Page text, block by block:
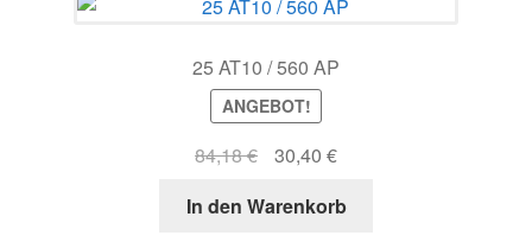
25 AT10 / 560 AP
ANGEBOT!
84,18€
Ursprünglicher
war:
30,40 €Aktueller
ist:
In den Warenkorb